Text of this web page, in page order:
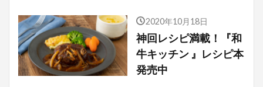
2020年10月18日
神回レシピ満載！『和
牛キッチン 』レシピ本
発売中